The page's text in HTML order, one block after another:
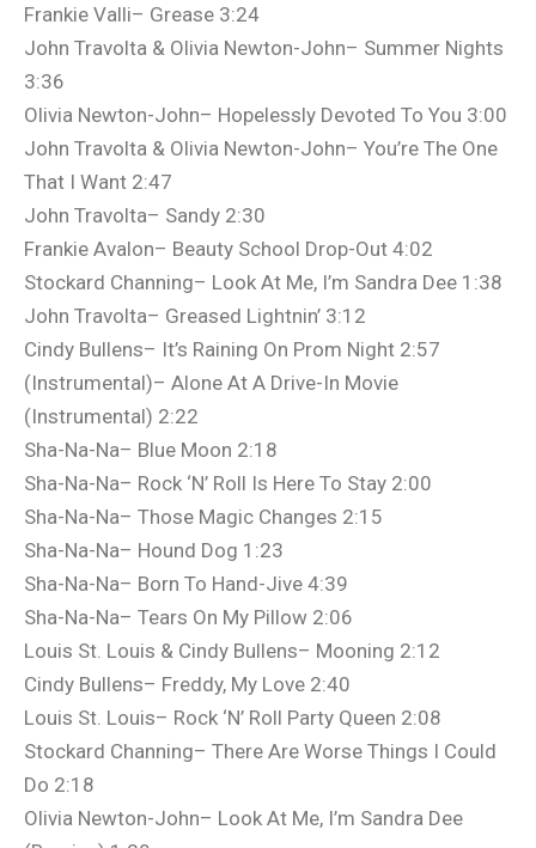
Frankie Valli– Grease 3:24
John Travolta & Olivia Newton-John– Summer Nights
3:36
Olivia Newton-John– Hopelessly Devoted To You 3:00
John Travolta & Olivia Newton-John– You’re The One
That I Want 2:47
John Travolta– Sandy 2:30
Frankie Avalon– Beauty School Drop-Out 4:02
Stockard Channing– Look At Me, I’m Sandra Dee 1:38
John Travolta– Greased Lightnin’ 3:12
Cindy Bullens– It’s Raining On Prom Night 2:57
(Instrumental)– Alone At A Drive-In Movie
(Instrumental) 2:22
Sha-Na-Na– Blue Moon 2:18
Sha-Na-Na– Rock ‘N’ Roll Is Here To Stay 2:00
Sha-Na-Na– Those Magic Changes 2:15
Sha-Na-Na– Hound Dog 1:23
Sha-Na-Na– Born To Hand-Jive 4:39
Sha-Na-Na– Tears On My Pillow 2:06
Louis St. Louis & Cindy Bullens– Mooning 2:12
Cindy Bullens– Freddy, My Love 2:40
Louis St. Louis– Rock ‘N’ Roll Party Queen 2:08
Stockard Channing– There Are Worse Things I Could
Do 2:18
Olivia Newton-John– Look At Me, I’m Sandra Dee